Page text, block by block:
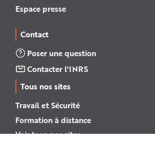
Espace presse
Contact
Poser une question
Contacter l'INRS
Tous nos sites
Travail et Sécurité
Formation à distance
Voir tous nos sites →